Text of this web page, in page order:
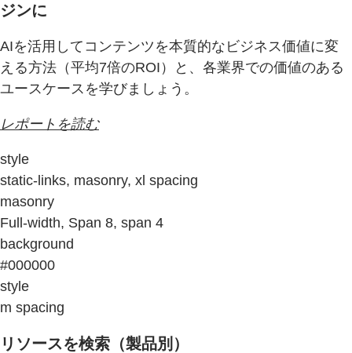
ジンに
AIを活用してコンテンツを本質的なビジネス価値に変
える方法（平均7倍のROI）と、各業界での価値のある
ユースケースを学びましょう。
レポートを読む
style
static-links, masonry, xl spacing
masonry
Full-width, Span 8, span 4
background
#000000
style
m spacing
リソースを検索（製品別）